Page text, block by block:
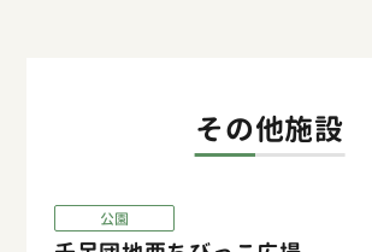
その他施設
公園